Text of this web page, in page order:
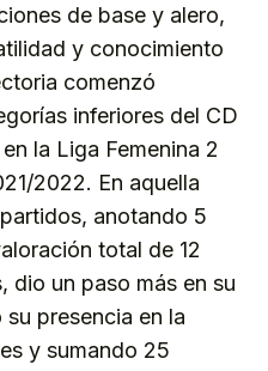
de base y alero,
y conocimiento
comenzó
inferiores del CD
la Liga Femenina 2
2022. En aquella
anotando 5
total de 12
dio un paso más en su
presencia en la
y sumando 25